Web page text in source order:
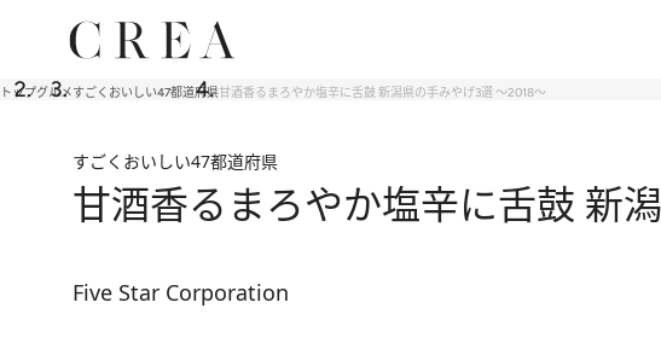
トップグルメすごくおいしい47都道府県甘酒香るまろやか塩辛に舌鼓 新潟県の手みやげ3選 ～2018～
すごくおいしい47都道府県
甘酒香るまろやか塩辛に舌鼓 新
Five Star Corporation